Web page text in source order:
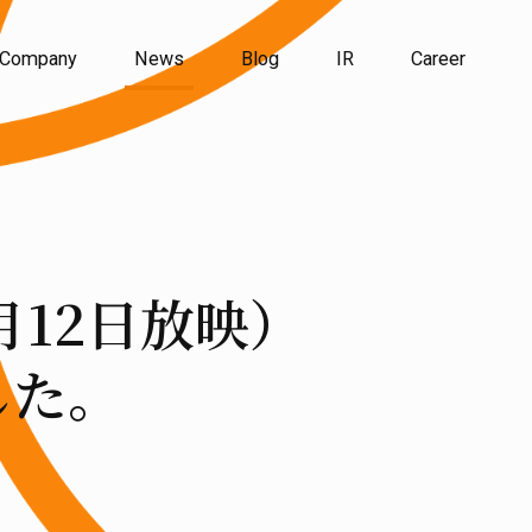
Company News Blog IR Career
日放映）
。